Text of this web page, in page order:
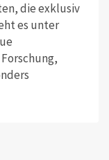
die exklusiv
es unter